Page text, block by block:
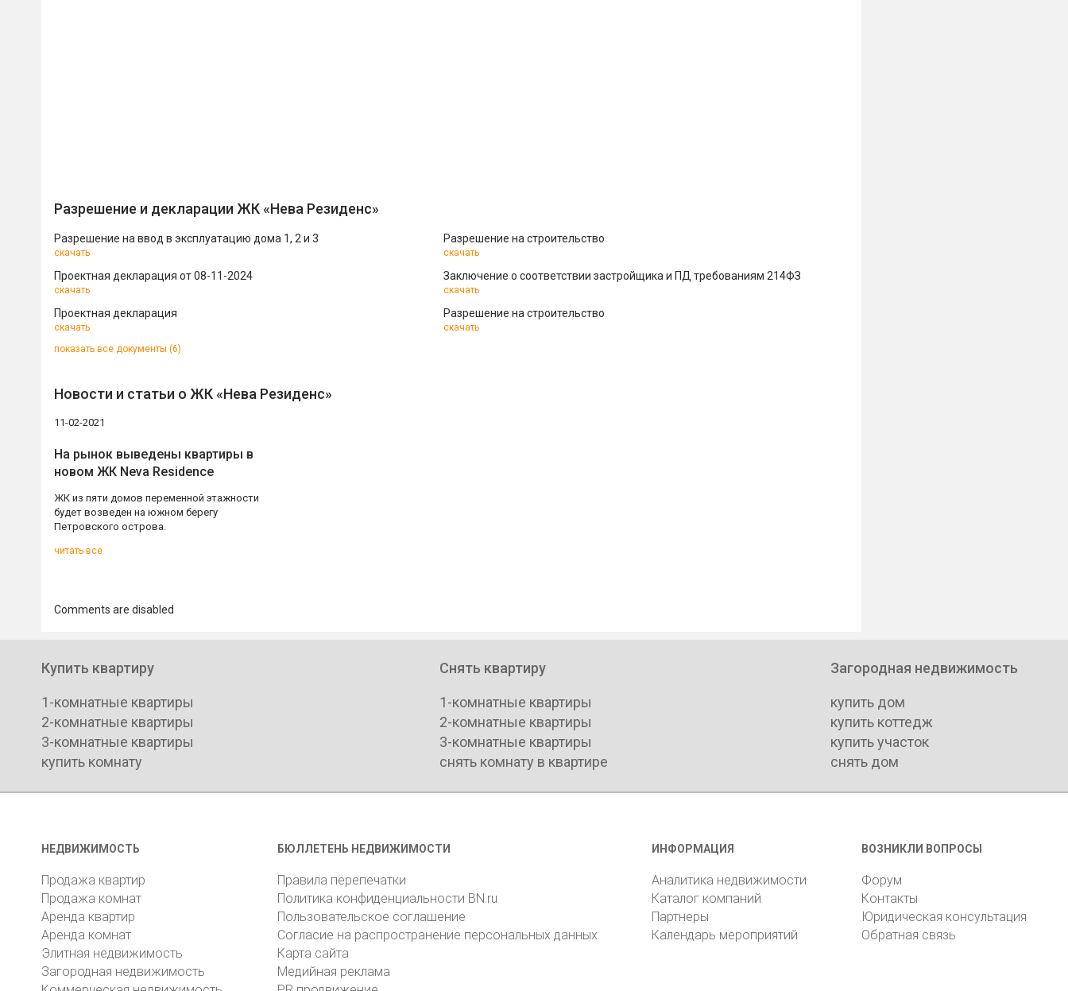
Разрешение и декларации ЖК «Нева Резиденс»
Разрешение на ввод в эксплуатацию дома 1, 2 и 3
скачать
Разрешение на строительство
скачать
Проектная декларация от 08-11-2024
скачать
Заключение о соответствии застройщика и ПД требованиям 214ФЗ
скачать
Проектная декларация
скачать
Разрешение на строительство
скачать
показать все документы (6)
Новости и статьи о ЖК «Нева Резиденс»
11-02-2021
На рынок выведены квартиры в
новом ЖК Neva Residence
ЖК из пяти домов переменной этажности
будет возведен на южном берегу
Петровского острова.
читать все
Comments are disabled
Купить квартиру
1-комнатные квартиры
2-комнатные квартиры
3-комнатные квартиры
купить комнату
Снять квартиру
1-комнатные квартиры
2-комнатные квартиры
3-комнатные квартиры
снять комнату в квартире
Загородная недвижимость
купить дом
купить коттедж
купить участок
снять дом
НЕДВИЖИМОСТЬ
Продажа квартир
Продажа комнат
Аренда квартир
Аренда комнат
Элитная недвижимость
Загородная недвижимость
БЮЛЛЕТЕНЬ НЕДВИЖИМОСТИ
Правила перепечатки
Политика конфиденциальности BN.ru
Пользовательское соглашение
Согласие на распространение персональных данных
Карта сайта
Медийная реклама
ИНФОРМАЦИЯ
Аналитика недвижимости
Каталог компаний
Партнеры
Календарь мероприятий
ВОЗНИКЛИ ВОПРОСЫ
Форум
Контакты
Юридическая консультация
Обратная связь